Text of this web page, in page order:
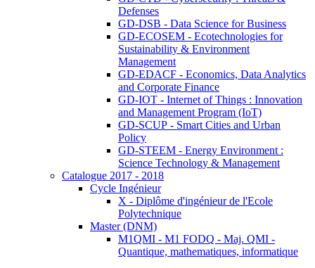
Defenses
GD-DSB - Data Science for Business
GD-ECOSEM - Ecotechnologies for
Sustainability & Environment
Management
GD-EDACF - Economics, Data Analytics
and Corporate Finance
GD-IOT - Internet of Things : Innovation
and Management Program (IoT)
GD-SCUP - Smart Cities and Urban
Policy
GD-STEEM - Energy Environment :
Science Technology & Management
Catalogue 2017 - 2018
Cycle Ingénieur
X - Diplôme d'ingénieur de l'Ecole
Polytechnique
Master (DNM)
M1QMI - M1 FODQ - Maj. QMI -
Quantique, mathematiques, informatique